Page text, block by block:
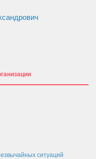
и функции
Функции
ситуаций